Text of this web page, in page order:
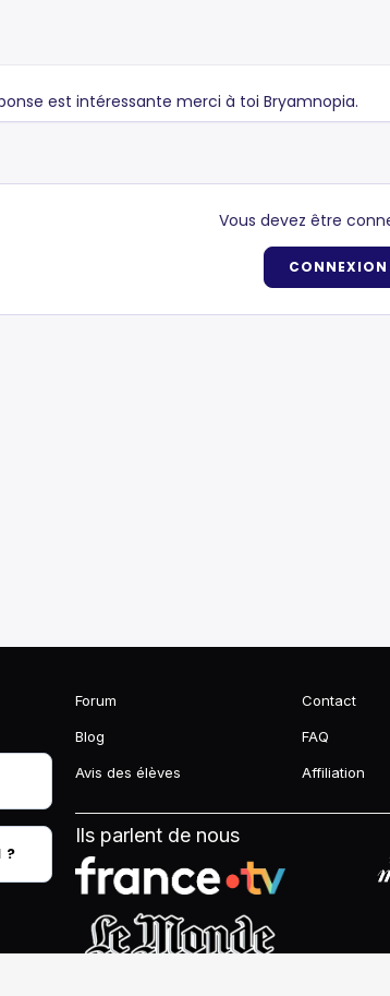
est intéressante merci à toi Bryamnopia.
Vous devez être
CONNEXION
?
Forum
Blog
Avis des élèves
Contact
FAQ
Affiliation
Ils parlent de nous